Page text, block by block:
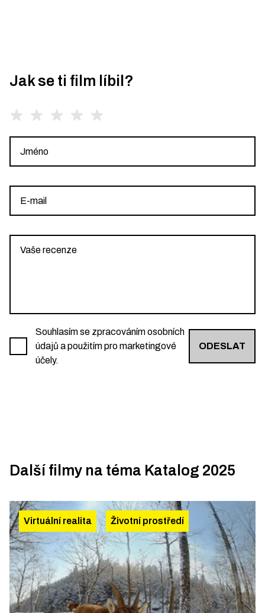
Jak se ti film líbil?
Souhlasím se zpracováním osobních
údajů a použitím pro marketingové
účely.
ODESLAT
Další filmy na téma Katalog 2025
Virtuální realita Životní prostředí